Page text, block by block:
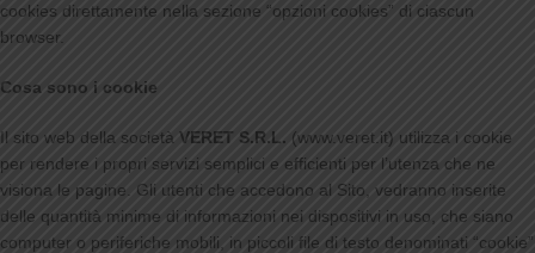
cookies direttamente nella sezione “opzioni cookies” di ciascun
browser.
Cosa sono i cookie
Il sito web della società VERET S.R.L. (www.veret.it) utilizza i cookie
per rendere i propri servizi semplici e efficienti per l’utenza che ne
visiona le pagine. Gli utenti che accedono al Sito, vedranno inserite
delle quantità minime di informazioni nei dispositivi in uso, che siano
computer o periferiche mobili, in piccoli file di testo denominati “cookie”